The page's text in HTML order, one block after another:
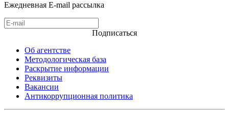
Ежедневная E-mail рассылка
Подписаться
Об агентстве
Методологическая база
Раскрытие информации
Реквизиты
Вакансии
Антикоррупционная политика